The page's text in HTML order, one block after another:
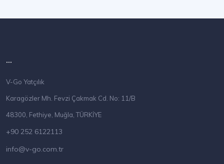
...
V-Go Yatçılık
Karagözler Mh. Fevzi Çakmak Cd. No: 11/B
48300, Fethiye, Muğla, TÜRKİYE
+90 252 6122113
info@v-go.com.tr